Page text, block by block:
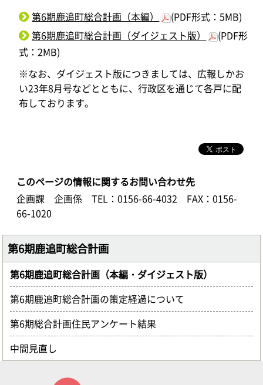
第6期鹿追町総合計画（本編）
(PDF形式：5MB)
第6期鹿追町総合計画（ダイジェスト版）
(PDF形
式：2MB)
※なお、ダイジェスト版につきましては、広報しかお
い23年8月号などとともに、行政区を通じて各戸に配
布しております。
このページの情報に関するお問い合わせ先
企画課 企画係
TEL：0156-66-4032
FAX：0156-
66-1020
第6期鹿追町総合計画
第6期鹿追町総合計画（本編・ダイジェスト版）
第6期鹿追町総合計画の策定経過について
第6期総合計画住民アンケート結果
中間見直し